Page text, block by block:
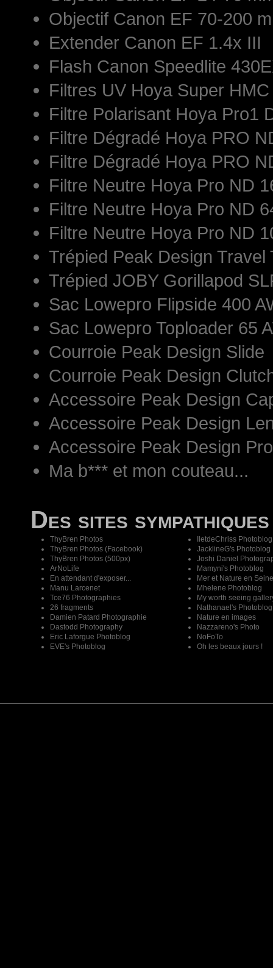
Objectif Canon EF 70-200
Extender Canon EF 1.4x III
Flash Canon Speedlite
Filtres UV Hoya Super
Filtre Polarisant Hoya Pro1
Filtre Dégradé Hoya PRO
Filtre Dégradé Hoya PRO
Filtre Neutre Hoya Pro ND
Filtre Neutre Hoya Pro ND
Filtre Neutre Hoya Pro ND
Trépied Peak Design Travel
Trépied JOBY Gorillapod
Sac Lowepro Flipside 400
Sac Lowepro Toploader 65
Courroie Peak Design Slide
Courroie Peak Design
Accessoire Peak Design
Accessoire Peak Design
Accessoire Peak Design
Ma b*** et mon couteau...
Des sites sympathiques
ThyBren Photos
ThyBren Photos (Facebook)
ThyBren Photos (500px)
ArNoLife
En attendant d'exposer...
Manu Larcenet
Tce76 Photographies
26 fragments
Damien Patard Photographie
Dastodd Photography
Eric Laforgue Photoblog
EVE's Photoblog
IletdeChriss Photoblog
JacklineG's Photoblog
Joshi Daniel
Mamyni's Photoblog
Mer et Nature en Seine
Mhelene Photoblog
My worth seeing
Nathanael's Photoblog
Nature en images
Nazzareno's Photo
NoFoTo
Oh les beaux jours !